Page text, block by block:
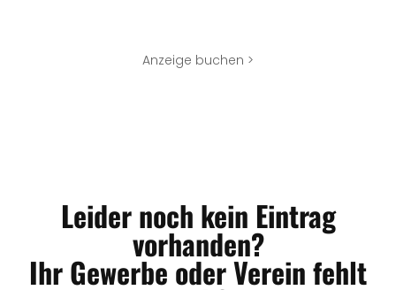
Anzeige buchen >
Leider noch kein Eintrag
vorhanden?
Ihr Gewerbe oder Verein fehlt